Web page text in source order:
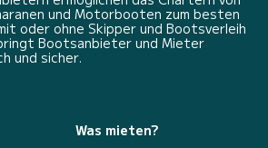
und Motorbooten zum besten
oder ohne Skipper und Bootsverleih
Bootsanbieter und Mieter
und sicher.
Was mieten?